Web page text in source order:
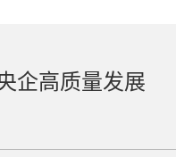
企高质量发展